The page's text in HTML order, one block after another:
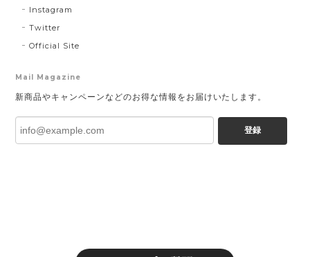
Instagram
Twitter
Official Site
Mail Magazine
新商品やキャンペーンなどのお得な情報をお届けいたします。
登録